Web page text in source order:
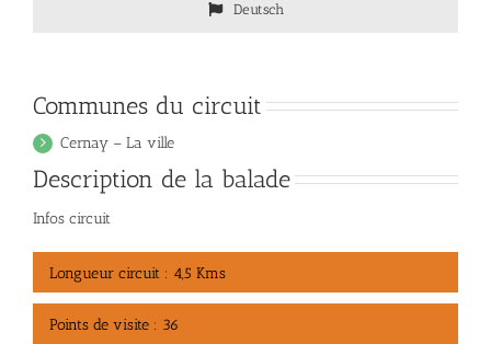
Deutsch
Communes du circuit
Cernay – La ville
Description de la balade
Infos circuit
Longueur circuit : 4,5 Kms
Points de visite : 36